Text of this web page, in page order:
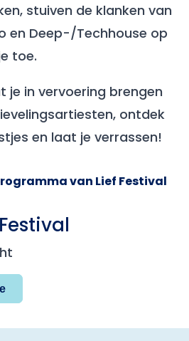
stuiven de klanken van
en Deep-/Techhouse op
toe.
je in vervoering brengen
ontdek
en laat je verrassen!
van Lief Festival